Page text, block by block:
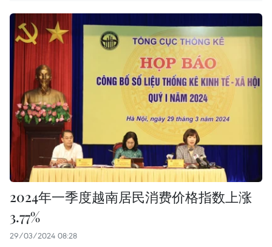
2024年一季度越南居民消费价格指数上涨
3.77%
29/03/2024 08:28